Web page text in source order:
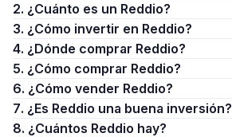
2. ¿Cuánto es un Reddio?
3. ¿Cómo invertir en Reddio?
4. ¿Dónde comprar Reddio?
5. ¿Cómo comprar Reddio?
6. ¿Cómo vender Reddio?
7. ¿Es Reddio una buena inversión?
8. ¿Cuántos Reddio hay?